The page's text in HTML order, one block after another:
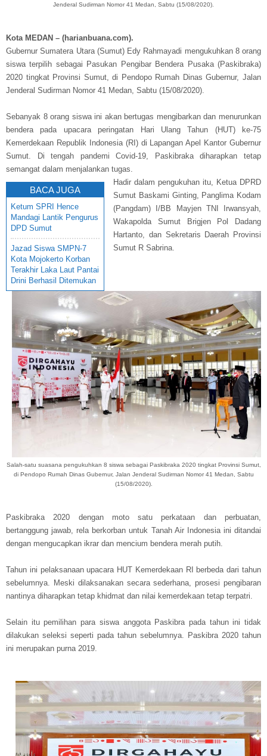
Jenderal Sudirman Nomor 41 Medan, Sabtu (15/08/2020).
Kota MEDAN – (harianbuana.com).
Gubernur Sumatera Utara (Sumut) Edy Rahmayadi mengukuhkan 8 orang
siswa terpilih sebagai Pasukan Pengibar Bendera Pusaka (Paskibraka)
2020 tingkat Provinsi Sumut, di Pendopo Rumah Dinas Gubernur, Jalan
Jenderal Sudirman Nomor 41 Medan, Sabtu (15/08/2020).
Sebanyak 8 orang siswa ini akan bertugas mengibarkan dan menurunkan
bendera pada upacara peringatan Hari Ulang Tahun (HUT) ke-75
Kemerdekaan Republik Indonesia (RI) di Lapangan Apel Kantor Gubernur
Sumut. Di tengah pandemi Covid-19, Paskibraka diharapkan tetap
semangat dalam menjalankan tugas.
BACA JUGA
Ketum SPRI Hence
Mandagi Lantik Pengurus
DPD Sumut
Jazad Siswa SMPN-7
Kota Mojokerto Korban
Terakhir Laka Laut Pantai
Drini Berhasil Ditemukan
Hadir dalam pengukuhan itu, Ketua DPRD
Sumut Baskami Ginting, Panglima Kodam
(Pangdam) I/BB Mayjen TNI Irwansyah,
Wakapolda Sumut Brigjen Pol Dadang
Hartanto, dan Sekretaris Daerah Provinsi
Sumut R Sabrina.
Salah-satu suasana pengukuhkan 8 siswa sebagai Paskibraka 2020 tingkat Provinsi Sumut,
di Pendopo Rumah Dinas Gubernur, Jalan Jenderal Sudirman Nomor 41 Medan, Sabtu
(15/08/2020).
Paskibraka 2020 dengan moto satu perkataan dan perbuatan,
bertanggung jawab, rela berkorban untuk Tanah Air Indonesia ini ditandai
dengan mengucapkan ikrar dan mencium bendera merah putih.
Tahun ini pelaksanaan upacara HUT Kemerdekaan RI berbeda dari tahun
sebelumnya. Meski dilaksanakan secara sederhana, prosesi pengibaran
nantinya diharapkan tetap khidmat dan nilai kemerdekaan tetap terpatri.
Selain itu pemilihan para siswa anggota Paskibra pada tahun ini tidak
dilakukan seleksi seperti pada tahun sebelumnya. Paskibra 2020 tahun
ini merupakan purna 2019.